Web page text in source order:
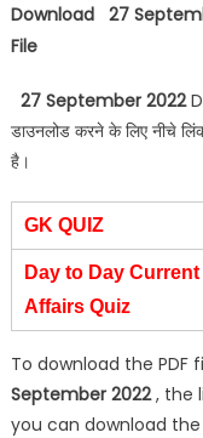
Download 27
File
27 September 2022
डाउनलोड करने के लिए नीचे
है।
GK QUIZ
Day to Day Current
Affairs Quiz
To download the PDF
September 2022, the
you can download the